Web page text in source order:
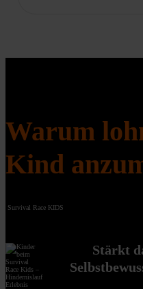
Warum
Kind
Survival Race KIDS
Stärkt